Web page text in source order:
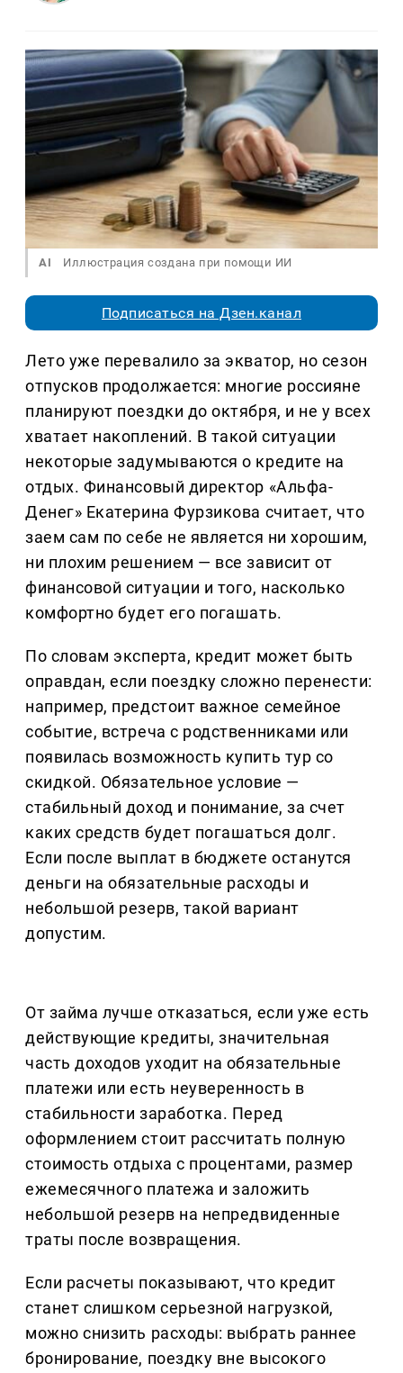
AI Иллюстрация создана при помощи ИИ
Подписаться на Дзен.канал
Лето уже перевалило за экватор, но сезон
отпусков продолжается: многие россияне
планируют поездки до октября, и не у всех
хватает накоплений. В такой ситуации
некоторые задумываются о кредите на
отдых. Финансовый директор «Альфа-
Денег» Екатерина Фурзикова считает, что
заем сам по себе не является ни хорошим,
ни плохим решением — все зависит от
финансовой ситуации и того, насколько
комфортно будет его погашать.
По словам эксперта, кредит может быть
оправдан, если поездку сложно перенести:
например, предстоит важное семейное
событие, встреча с родственниками или
появилась возможность купить тур со
скидкой. Обязательное условие —
стабильный доход и понимание, за счет
каких средств будет погашаться долг.
Если после выплат в бюджете останутся
деньги на обязательные расходы и
небольшой резерв, такой вариант
допустим.
От займа лучше отказаться, если уже есть
действующие кредиты, значительная
часть доходов уходит на обязательные
платежи или есть неуверенность в
стабильности заработка. Перед
оформлением стоит рассчитать полную
стоимость отдыха с процентами, размер
ежемесячного платежа и заложить
небольшой резерв на непредвиденные
траты после возвращения.
Если расчеты показывают, что кредит
станет слишком серьезной нагрузкой,
можно снизить расходы: выбрать раннее
бронирование, поездку вне высокого